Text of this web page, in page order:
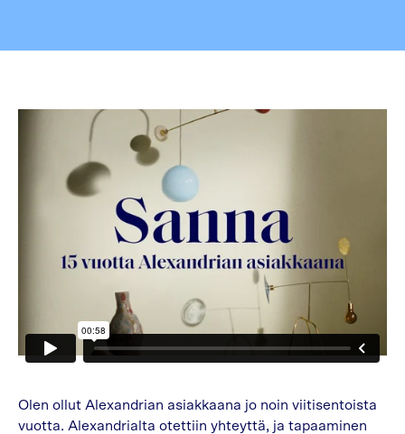
Olen ollut Alexandrian asiakkaana jo noin viitisentoista
vuotta. Alexandrialta otettiin yhteyttä, ja tapaaminen